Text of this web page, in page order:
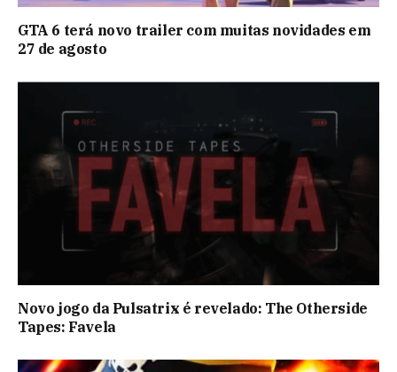
GTA 6 terá novo trailer com muitas novidades em
27 de agosto
Novo jogo da Pulsatrix é revelado: The Otherside
Tapes: Favela